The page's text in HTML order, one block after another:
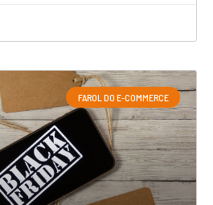
FAROL DO E-COMMERCE